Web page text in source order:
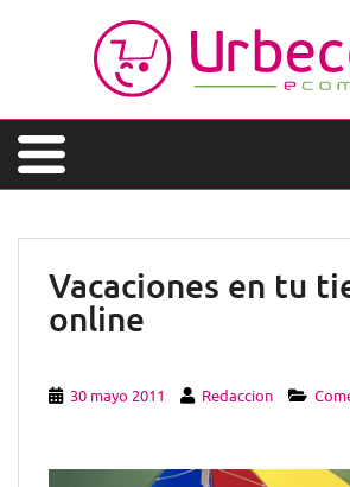
t
Vacaciones en tu
online
30 mayo 2011 Redaccion